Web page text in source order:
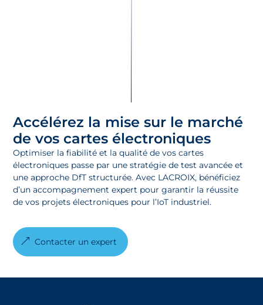
Accélérez la mise sur le marché
de vos cartes électroniques
Optimiser la fiabilité et la qualité de vos cartes
électroniques passe par une stratégie de test avancée et
une approche DfT structurée. Avec LACROIX, bénéficiez
d’un accompagnement expert pour garantir la réussite
de vos projets électroniques pour l’IoT industriel.
Contacter un expert